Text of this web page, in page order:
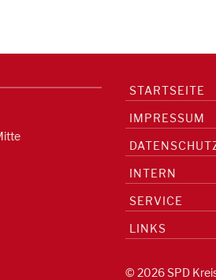
STARTSEITE
IMPRESSUM
INTERN
SERVICE
LINKS
© 2026 SPD